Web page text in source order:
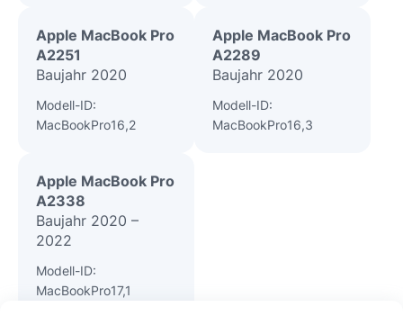
Apple MacBook Pro
A2251
Baujahr 2020
Modell-ID:
MacBookPro16,2
Apple MacBook Pro
A2289
Baujahr 2020
Modell-ID:
MacBookPro16,3
Apple MacBook Pro
A2338
Baujahr 2020 –
2022
Modell-ID:
MacBookPro17,1